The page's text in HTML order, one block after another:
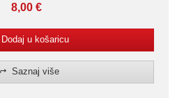
8,00€
Dodaj u košaricu
Saznaj više